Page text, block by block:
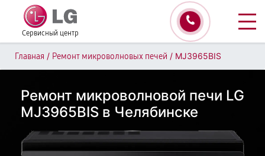
Сервисный центр
Главная / Ремонт микроволновых печей / MJ3965BIS
Ремонт микроволновой печи LG
MJ3965BIS в Челябинске